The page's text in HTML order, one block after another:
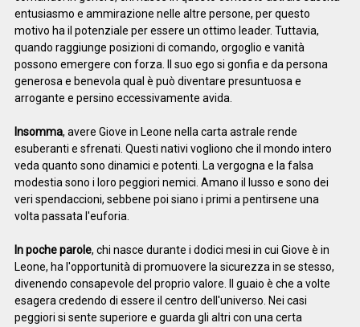
entusiasmo e ammirazione nelle altre persone, per questo
motivo ha il potenziale per essere un ottimo leader. Tuttavia,
quando raggiunge posizioni di comando, orgoglio e vanità
possono emergere con forza. Il suo ego si gonfia e da persona
generosa e benevola qual è può diventare presuntuosa e
arrogante e persino eccessivamente avida.
Insomma, avere Giove in Leone nella carta astrale rende
esuberanti e sfrenati. Questi nativi vogliono che il mondo intero
veda quanto sono dinamici e potenti. La vergogna e la falsa
modestia sono i loro peggiori nemici. Amano il lusso e sono dei
veri spendaccioni, sebbene poi siano i primi a pentirsene una
volta passata l'euforia.
In poche parole, chi nasce durante i dodici mesi in cui Giove è in
Leone, ha l'opportunità di promuovere la sicurezza in se stesso,
divenendo consapevole del proprio valore. Il guaio è che a volte
esagera credendo di essere il centro dell'universo. Nei casi
peggiori si sente superiore e guarda gli altri con una certa